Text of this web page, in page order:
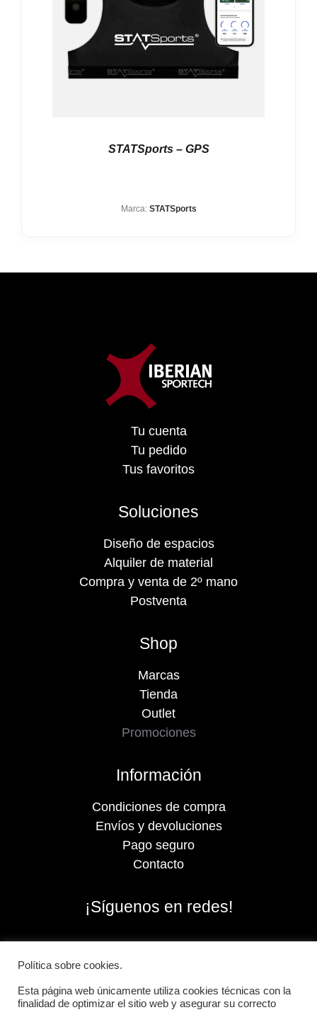
STATSports – GPS
Marca: STATSports
Tu cuenta
Tu pedido
Tus favoritos
Soluciones
Diseño de espacios
Alquiler de material
Compra y venta de 2º mano
Postventa
Shop
Marcas
Tienda
Outlet
Promociones
Información
Condiciones de compra
Envíos y devoluciones
Pago seguro
Contacto
¡Síguenos en redes!
Política sobre cookies.
Esta página web únicamente utiliza cookies técnicas con la
finalidad de optimizar el sitio web y asegurar su correcto